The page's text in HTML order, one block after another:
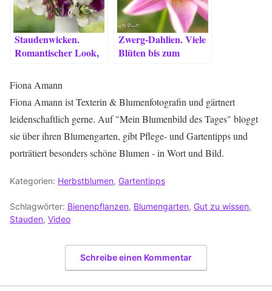
Staudenwicken.
Romantischer Look,
Zwerg-Dahlien. Viele
Blüten bis zum
Fiona Amann
Fiona Amann ist Texterin & Blumenfotografin und gärtnert
leidenschaftlich gerne. Auf "Mein Blumenbild des Tages" bloggt
sie über ihren Blumengarten, gibt Pflege- und Gartentipps und
porträtiert besonders schöne Blumen - in Wort und Bild.
Kategorien: Herbstblumen, Gartentipps
Schlagwörter: Bienenpflanzen, Blumengarten, Gut zu wissen,
Stauden, Video
Schreibe einen Kommentar